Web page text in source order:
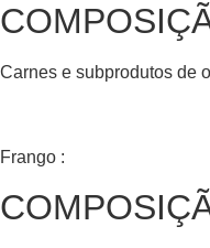
Carnes e subprodutos de
Frango :